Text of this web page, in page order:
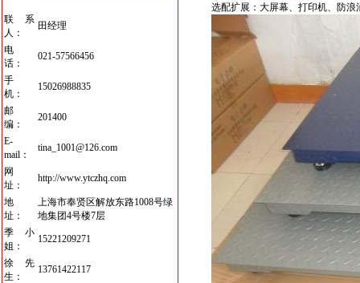
联系
人：
田经理
电
话：
021-57566456
手
机：
15026988835
邮
编：
201400
E-
mail：
tina_1001@126.com
网
址：
http://www.ytczhq.com
地
址：
上海市奉贤区解放东路1008号绿
地集团4号楼7层
季小
姐：
15221209271
徐先
生：
13761422117
选配扩展：大屏幕、打印机、防